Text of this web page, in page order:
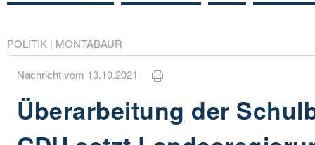
POLITIK | MONTABAUR
Nachricht vom 13.10.2021
Überarbeitung der